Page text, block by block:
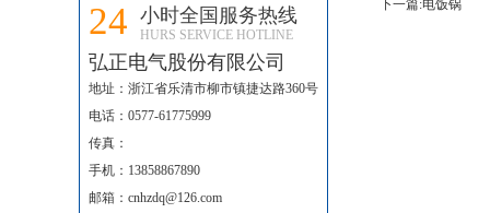
24 小时全国服务热线
HURS SERVICE HOTLINE
弘正电气股份有限公司
地址：浙江省乐清市柳市镇捷达路360号
电话：0577-61775999
传真：
手机：13858867890
邮箱：cnhzdq@126.com
下一篇:电饭锅